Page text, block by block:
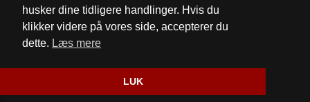
husker dine tidligere handlinger. Hvis du
klikker videre på vores side, accepterer du
dette. Læs mere
LUK
Cookie- og privatlivspolitik